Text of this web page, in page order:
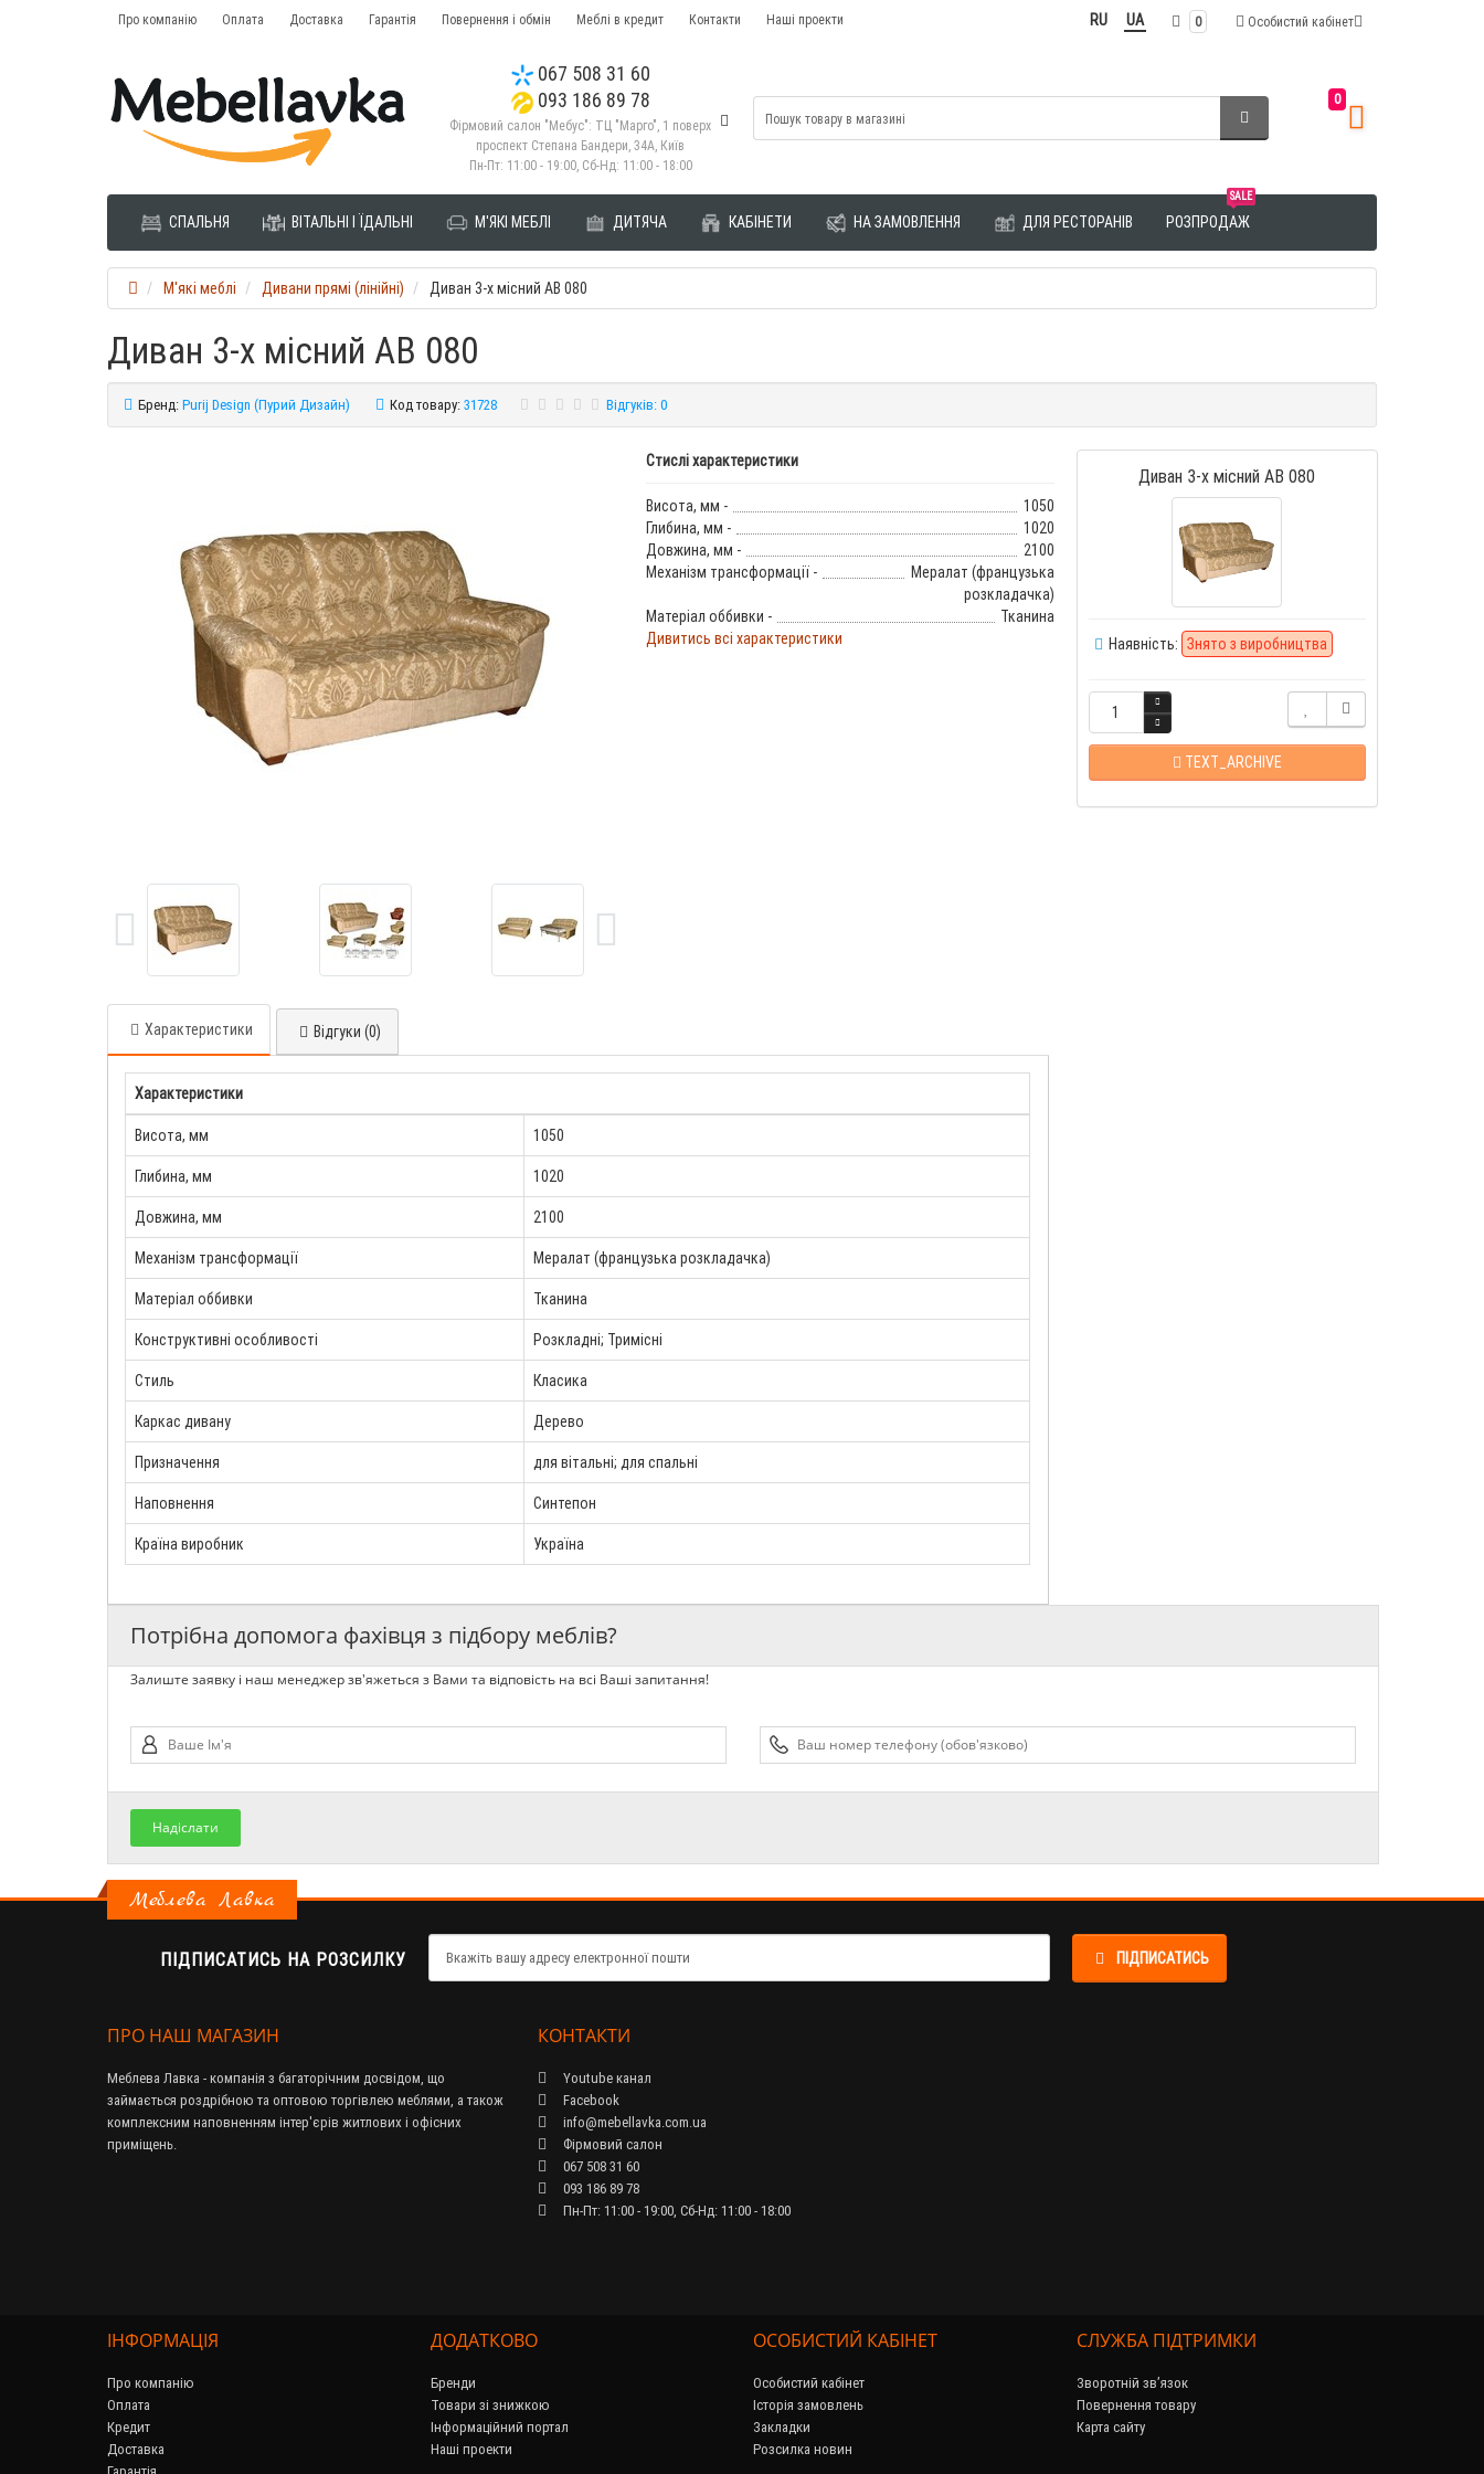
Про компанію Оплата Доставка Гарантія Повернення і обмін Меблі в кредит Контакти Наші проекти Особистий кабінет
0
RU UA
067 508 31 60
093 186 89 78
Фірмовий салон "Мебус": ТЦ "Марго", 1 поверх
проспект Степана Бандери, 34А, Київ
Пн-Пт: 11:00 - 19:00, Сб-Нд: 11:00 - 18:00
0
СПАЛЬНЯ ВІТАЛЬНІ І ЇДАЛЬНІ М'ЯКІ МЕБЛІ ДИТЯЧА КАБІНЕТИ НА ЗАМОВЛЕННЯ ДЛЯ РЕСТОРАНІВ
SALE
РОЗПРОДАЖ
М'які меблі Дивани прямі (лінійні) Диван 3-х місний AB 080
Диван 3-х місний AB 080
Бренд:Purij Design (Пурий Дизайн) Код товару:31728 Відгуків: 0
Стислі характеристики
Висота, мм -
1050
Глибина, мм -
1020
Довжина, мм -
2100
Механізм трансформації -
Мералат (французька
розкладачка)
Матеріал оббивки -
Тканина
Дивитись всі характеристики
Диван 3-х місний AB 080
Наявність: Знято з виробництва
TEXT_ARCHIVE
Характеристики Відгуки (0)
Характеристики
Висота, мм 1050
Глибина, мм 1020
Довжина, мм 2100
Механізм трансформації Мералат (французька розкладачка)
Матеріал оббивки Тканина
Конструктивні особливості Розкладні; Тримісні
Стиль Класика
Каркас дивану Дерево
Призначення для вітальні; для спальні
Наповнення Синтепон
Країна виробник Україна
Потрібна допомога фахівця з підбору меблів?
Залиште заявку і наш менеджер зв'яжеться з Вами та відповість на всі Ваші запитання!
Надіслати
Меблева Лавка
ПІДПИСАТИСЬ НА РОЗСИЛКУ ПІДПИСАТИСЬ
ПРО НАШ МАГАЗИН
Меблева Лавка - компанія з багаторічним досвідом, що
займається роздрібною та оптовою торгівлею меблями, а також
комплексним наповненням інтер'єрів житлових і офісних
приміщень.
КОНТАКТИ
Youtube канал
Facebook
info@mebellavka.com.ua
Фірмовий салон
067 508 31 60
093 186 89 78
Пн-Пт: 11:00 - 19:00, Сб-Нд: 11:00 - 18:00
ІНФОРМАЦІЯ
Про компанію
Оплата
Кредит
Доставка
ДОДАТКОВО
Бренди
Товари зі знижкою
Інформаційний портал
Наші проекти
ОСОБИСТИЙ КАБІНЕТ
Особистий кабінет
Історія замовлень
Закладки
Розсилка новин
СЛУЖБА ПІДТРИМКИ
Зворотній зв’язок
Повернення товару
Карта сайту